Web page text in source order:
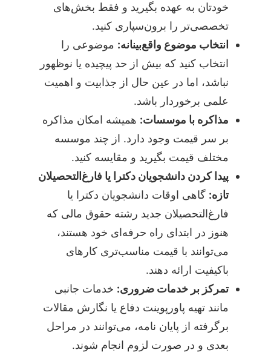
خودتان به عهده بگیرید و فقط بخش‌های
تخصصی‌تر را برون‌سپاری کنید.
انتخاب موضوع واقع‌بینانه: موضوعی را
انتخاب کنید که بیش از حد پیچیده یا نوظهور
نباشد، اما در عین حال از جذابیت و اهمیت
علمی برخوردار باشد.
مذاکره با موسسات: همیشه امکان مذاکره
بر سر قیمت وجود دارد. از چند موسسه
مختلف قیمت بگیرید و مقایسه کنید.
پیدا کردن دانشجویان دکترا یا فارغ‌التحصیلان
تازه: گاهی اوقات دانشجویان دکترا یا
فارغ‌التحصیلان جدید رشته حقوق مالی که
هنوز در ابتدای راه حرفه‌ای خود هستند،
می‌توانند با قیمت مناسب‌تری کارهای
باکیفیت ارائه دهند.
تمرکز بر خدمات ضروری: خدمات جانبی
مانند تهیه پاورپوینت دفاع یا نگارش مقالات
برگرفته از پایان نامه، می‌توانند در مراحل
بعدی و در صورت لزوم انجام شوند.